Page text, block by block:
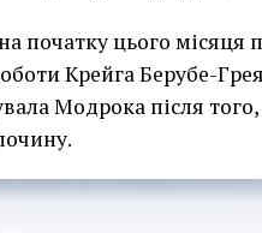
було
це стало
Я не
будинків.
початку цього
Крейга Берубе-
Модрока після